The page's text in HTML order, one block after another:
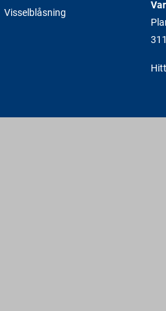
Visselblåsning